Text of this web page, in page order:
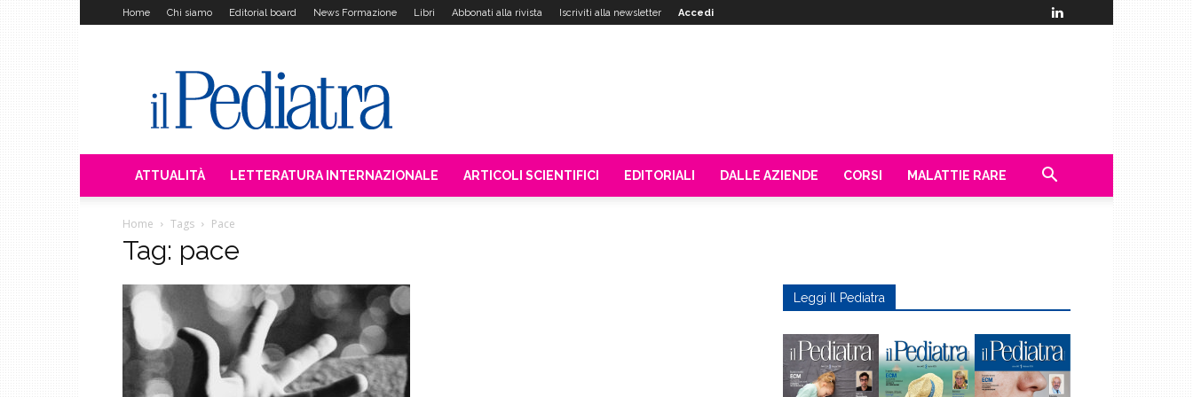
Home Chi siamo Editorial board News Formazione Libri Abbonati alla rivista Iscriviti alla newsletter Accedi
Pediatra
ATTUALITÀ LETTERATURA INTERNAZIONALE ARTICOLI SCIENTIFICI EDITORIALI DALLE AZIENDE CORSI MALATTIE RARE
Home Tags Pace
Tag: pace
Leggi Il Pediatra